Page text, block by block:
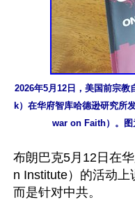
2026年5月12日，美国前宗
k）在华府智库哈德逊研究所
war on Faith）。图
布朗巴克5月12日在
n Institute）的活动上
而是针对中共。